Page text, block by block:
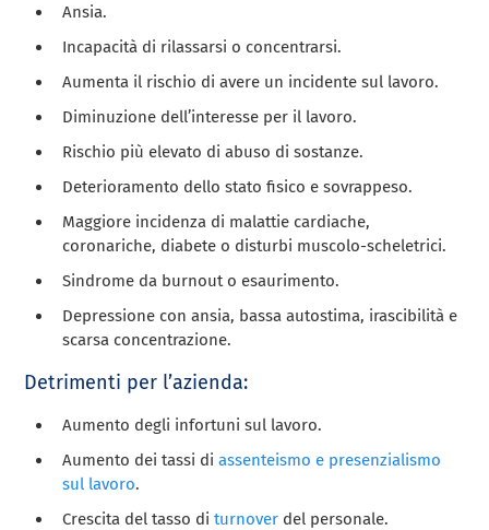
Ansia.
Incapacità di rilassarsi o concentrarsi.
Aumenta il rischio di avere un incidente sul lavoro.
Diminuzione dell’interesse per il lavoro.
Rischio più elevato di abuso di sostanze.
Deterioramento dello stato fisico e sovrappeso.
Maggiore incidenza di malattie cardiache,
coronariche, diabete o disturbi muscolo-scheletrici.
Sindrome da burnout o esaurimento.
Depressione con ansia, bassa autostima, irascibilità e
scarsa concentrazione.
Detrimenti per l’azienda:
Aumento degli infortuni sul lavoro.
Aumento dei tassi diassenteismo e presenzialismo
sul lavoro.
Crescita del tasso diturnover del personale.